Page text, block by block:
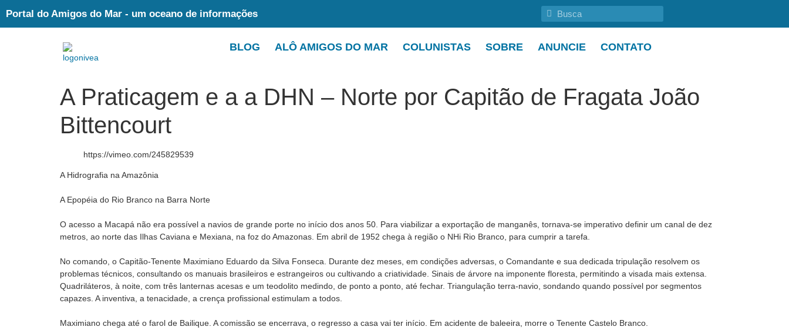
Portal do Amigos do Mar - um oceano de informações
BLOG ALÔ AMIGOS DO MAR COLUNISTAS SOBRE ANUNCIE CONTATO
A Praticagem e a a DHN – Norte por Capitão de Fragata João
Bittencourt
https://vimeo.com/245829539
A Hidrografia na Amazônia
A Epopéia do Rio Branco na Barra Norte
O acesso a Macapá não era possível a navios de grande porte no início dos anos 50. Para viabilizar a exportação de manganês, tornava-se imperativo definir um canal de dez
metros, ao norte das Ilhas Caviana e Mexiana, na foz do Amazonas. Em abril de 1952 chega à região o NHi Rio Branco, para cumprir a tarefa.
No comando, o Capitão-Tenente Maximiano Eduardo da Silva Fonseca. Durante dez meses, em condições adversas, o Comandante e sua dedicada tripulação resolvem os
problemas técnicos, consultando os manuais brasileiros e estrangeiros ou cultivando a criatividade. Sinais de árvore na imponente floresta, permitindo a visada mais extensa.
Quadriláteros, à noite, com três lanternas acesas e um teodolito medindo, de ponto a ponto, até fechar. Triangulação terra-navio, sondando quando possível por segmentos
capazes. A inventiva, a tenacidade, a crença profissional estimulam a todos.
Maximiano chega até o farol de Bailique. A comissão se encerrava, o regresso a casa vai ter início. Em acidente de baleeira, morre o Tenente Castelo Branco.